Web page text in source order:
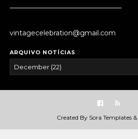
vintagecelebration@gmail.com
ARQUIVO NOTÍCIAS
Created By Sora Templates&